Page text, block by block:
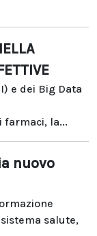
e dei Big Data
la...
nuovo
salute,